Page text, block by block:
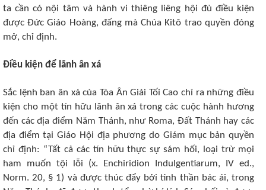
ta cần có nội tâm và hành vi thiêng liêng hội đủ điều kiện
được Đức Giáo Hoàng, đấng mà Chúa Kitô trao quyền đóng
mở, chỉ định.
Điều kiện để lãnh ân xá
Sắc lệnh ban ân xá của Tòa Ân Giải Tối Cao chỉ ra những điều
kiện cho một tín hữu lãnh ân xá trong các cuộc hành hương
đến các địa điểm Năm Thánh, như Roma, Đất Thánh hay các
địa điểm tại Giáo Hội địa phương do Giám mục bản quyền
chỉ định: “Tất cả các tín hữu thực sự sám hối, loại trừ mọi
ham muốn tội lỗi (x. Enchiridion Indulgentiarum, IV ed.,
Norm. 20, § 1) và được thúc đẩy bởi tinh thần bác ái, trong